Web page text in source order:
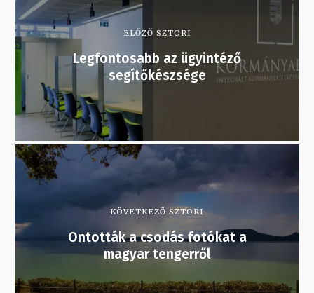
ELŐZŐ SZTORI
Legfontosabb az ügyintéző
segítőkészsége
KÖVETKEZŐ SZTORI
Ontották a csodás fotókat a
magyar tengerről